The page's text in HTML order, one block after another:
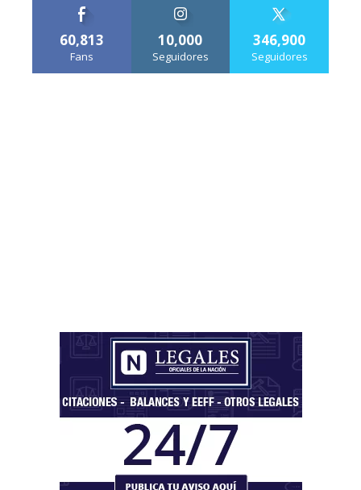
60,813
Fans
10,000
Seguidores
346,900
Seguidores